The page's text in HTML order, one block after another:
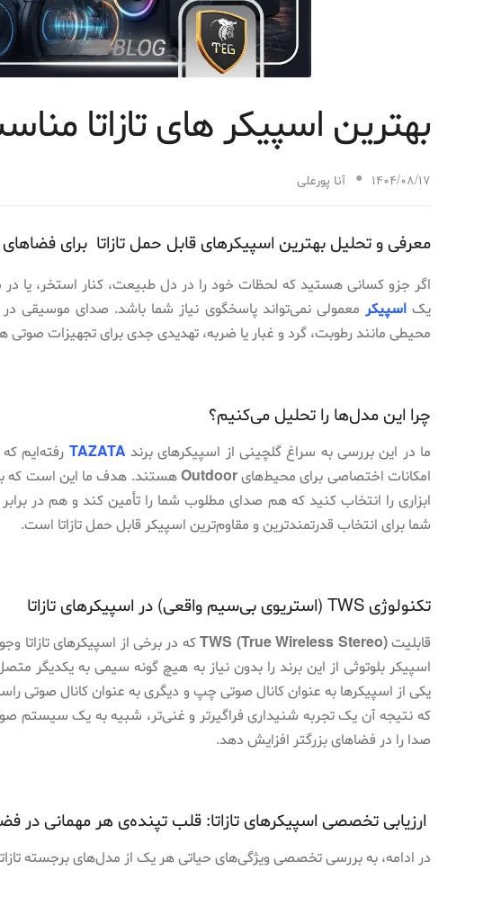
بهترین اسپیکر های تازاتا
1404/08/17 آنا پورعلی
معرفی و تحلیل بهترین اسپیکرهای قابل حمل تازاتا برای فضاهای
اگر جزو کسانی هستید که لحظات خود را در دل طبیعت، کنار استخر، یا
یکاسپیکر معمولی نمی‌تواند پاسخگوی نیاز شما باشد. صدای
محیطی مانند رطوبت، گرد و غبار یا ضربه، تهدیدی جدی برای تجهیزات صوتی
چرا این مدل‌ها را تحلیل می‌کنیم؟
ما در این بررسی به سراغ گلچینی از اسپیکرهای برند TAZATA رفته‌ایم
امکانات اختصاصی برای محیط‌هایOutdoorهستند. هدف ما این است که با
ابزاری را انتخاب کنید که هم صدای مطلوب شما را تأمین کند و هم در
شما برای انتخاب قدرتمندترین و مقاوم‌ترین اسپیکر قابل حمل تازاتا است.
تکنولوژی TWS (استریوی بی‌سیم واقعی) در اسپیکرهای تازاتا
قابلیتTWS (True Wireless Stereo)که در برخی از اسپیکرهای
اسپیکر بلوتوثی از این برند را بدون نیاز به هیچ گونه سیمی به یکدیگر
یکی از اسپیکرها به عنوان کانال صوتی چپ و دیگری به عنوان کانال
که نتیجه آن یک تجربه شنیداری فراگیرتر و غنی‌تر، شبیه به یک
صدا را در فضاهای بزرگتر افزایش دهد.
ارزیابی تخصصی اسپیکرهای تازاتا: قلب تپنده‌ی هر مهمانی در
در ادامه، به بررسی تخصصی ویژگی‌های حیاتی هر یک از مدل‌های برجسته
نرخ فریم (FPS) چیست؟
معرفی تازه‌ترین کیف‌های ردراگون در
ایران با ترکیبی از طراحی بنج